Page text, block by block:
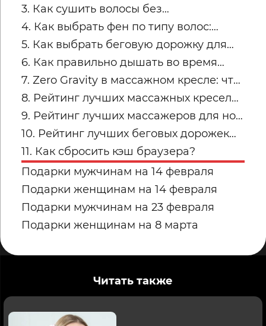
советы по безопасным занятиям
3. Как сушить волосы без
пересушивания
4. Как выбрать фен по типу волос:
тонкие, кудрявые, пористые и
окрашенные
5. Как выбрать беговую дорожку для
квартиры
6. Как правильно дышать во время
силовых упражнений и кардио
7. Zero Gravity в массажном кресле: что
это и кому подходит
8. Рейтинг лучших массажных кресел
для дома: топ-модели Yamaguchi
9. Рейтинг лучших массажеров для ног
Yamaguchi: какую модель купить для
дома в 2026 году?
10. Рейтинг лучших беговых дорожек
для дома от Yamaguchi: какую модель
выбрать?
11. Как сбросить кэш браузера?
Подарки мужчинам на 14 февраля
Подарки женщинам на 14 февраля
Подарки мужчинам на 23 февраля
Подарки женщинам на 8 марта
Читать также